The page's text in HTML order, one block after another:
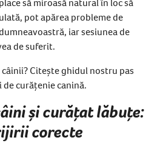
pot apărea probleme de
iar sesiunea de
de suferit.
câinii? Citește ghidul nostru pas
curățenie canină.
și curățat lăbuțe:
corecte